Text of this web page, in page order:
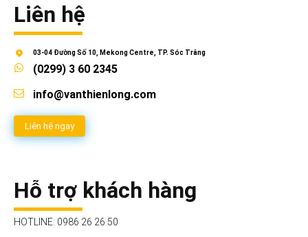
Liên hệ
03-04 Đường Số 10, Mekong Centre, TP. Sóc Trăng
(0299) 3 60 2345
info@vanthienlong.com
Liên hệ ngay
Hỗ trợ khách hàng
HOTLINE: 0986 26 26 50